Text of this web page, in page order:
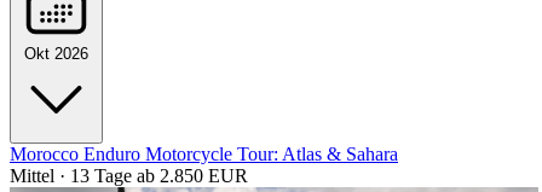
Okt 2026
Morocco Enduro Motorcycle Tour: Atlas & Sahara
Mittel · 13 Tage ab 2.850 EUR